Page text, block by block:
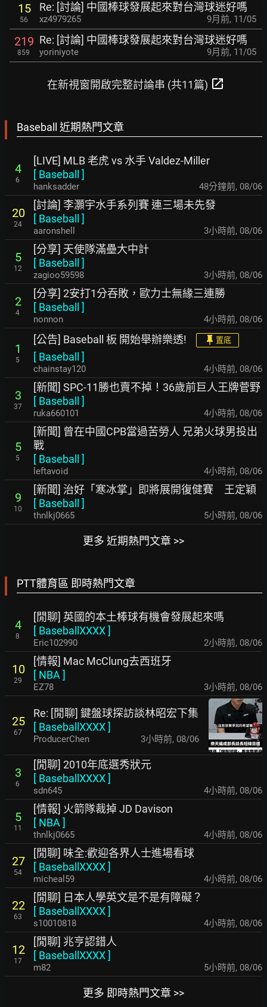
15
56
Re: [討論] 中國棒球發展起來對台灣球迷好嗎
xz4979265 9月前, 11/05
219
859
Re: [討論] 中國棒球發展起來對台灣球迷好嗎
yoriniyote 9月前, 11/05
在新視窗開啟完整討論串 (共11篇) open_in_new
Baseball 近期熱門文章
4
6
[LIVE] MLB 老虎 vs 水手 Valdez-Miller
[ Baseball ]
hanksadder 48分鐘前, 08/06
20
24
[討論] 李灝宇水手系列賽 連三場未先發
[ Baseball ]
aaronshell 3小時前, 08/06
5
12
[分享] 天使隊滿壘大中計
[ Baseball ]
zagioo59598 3小時前, 08/06
2
4
[分享] 2安打1分吞敗，歐力士無緣三連勝
[ Baseball ]
nonnon 4小時前, 08/06
1
5
[公告] Baseball 板 開始舉辦樂透! 置底
[ Baseball ]
chainstay120 4小時前, 08/06
3
37
[新聞] SPC-11勝也賣不掉！36歲前巨人王牌菅野
[ Baseball ]
ruka660101 4小時前, 08/06
5
5
[新聞] 曾在中國CPB當過苦勞人 兄弟火球男投出
戰
[ Baseball ]
leftavoid 4小時前, 08/06
9
10
[新聞] 治好「寒冰掌」即將展開復健賽 王定穎
[ Baseball ]
thnlkj0665 5小時前, 08/06
更多 近期熱門文章 >>
PTT體育區 即時熱門文章
4
8
[閒聊] 英國的本土棒球有機會發展起來嗎
[ BaseballXXXX]
Eric102990 2小時前, 08/06
10
29
[情報] Mac McClung去西班牙
[ NBA ]
EZ78 3小時前, 08/06
25
67
Re: [閒聊] 鍵盤球探訪談林昭宏下集
[ BaseballXXXX]
ProducerChen 3小時前, 08/06
3
6
[閒聊] 2010年底選秀狀元
[ BaseballXXXX]
sdn645 4小時前, 08/06
5
11
[情報] 火箭隊裁掉 JD Davison
[ NBA ]
thnlkj0665 4小時前, 08/06
27
54
[閒聊] 味全:歡迎各界人士進場看球
[ BaseballXXXX]
micheal59 4小時前, 08/06
22
63
[閒聊] 日本人學英文是不是有障礙？
[ BaseballXXXX]
s10010818 4小時前, 08/06
12
17
[閒聊] 兆亨認錯人
[ BaseballXXXX]
m82 5小時前, 08/06
更多 即時熱門文章 >>